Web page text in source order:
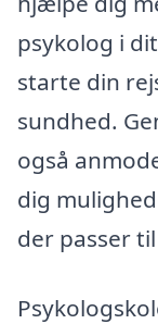
psykolog i
starte din
sundhed.
også
dig
der passer